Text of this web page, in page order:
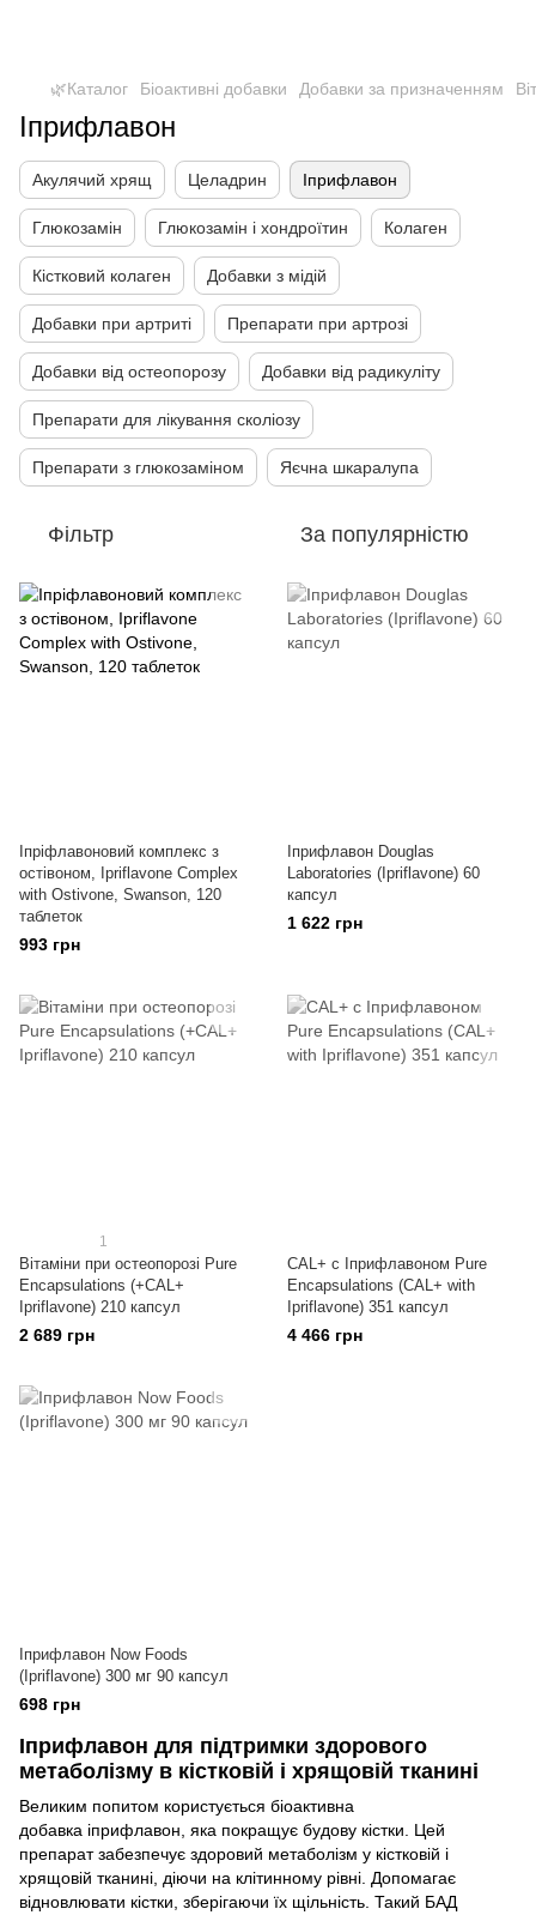
🌿Каталог Біоактивні добавки Добавки за призначенням
Іприфлавон
Акулячий хрящ Целадрин Іприфлавон
Глюкозамін Глюкозамін і хондроїтин Колаген
Кістковий колаген Добавки з мідій
Добавки при артриті Препарати при артрозі
Добавки від остеопорозу Добавки від радикуліту
Препарати для лікування сколіозу
Препарати з глюкозаміном Яєчна шкаралупа
Фільтр За популярністю
Іпріфлавоновий комплекс з
остівоном, Ipriflavone Complex
with Ostivone, Swanson, 120
таблеток
993 грн
Іприфлавон Douglas
Laboratories (Ipriflavone) 60
капсул
1 622 грн
1
Вітаміни при остеопорозі Pure
Encapsulations (+CAL+
Ipriflavone) 210 капсул
2 689 грн
CAL+ c Іприфлавоном Pure
Encapsulations (CAL+ with
Ipriflavone) 351 капсул
4 466 грн
Іприфлавон Now Foods
(Ipriflavone) 300 мг 90 капсул
698 грн
Іприфлавон для підтримки здорового
метаболізму в кістковій і хрящовій тканині
Великим попитом користується біоактивна
добавка іприфлавон, яка покращує будову кістки. Цей
препарат забезпечує здоровий метаболізм у кістковій і
хрящовій тканині, діючи на клітинному рівні. Допомагає
відновлювати кістки, зберігаючи їх щільність. Такий БАД